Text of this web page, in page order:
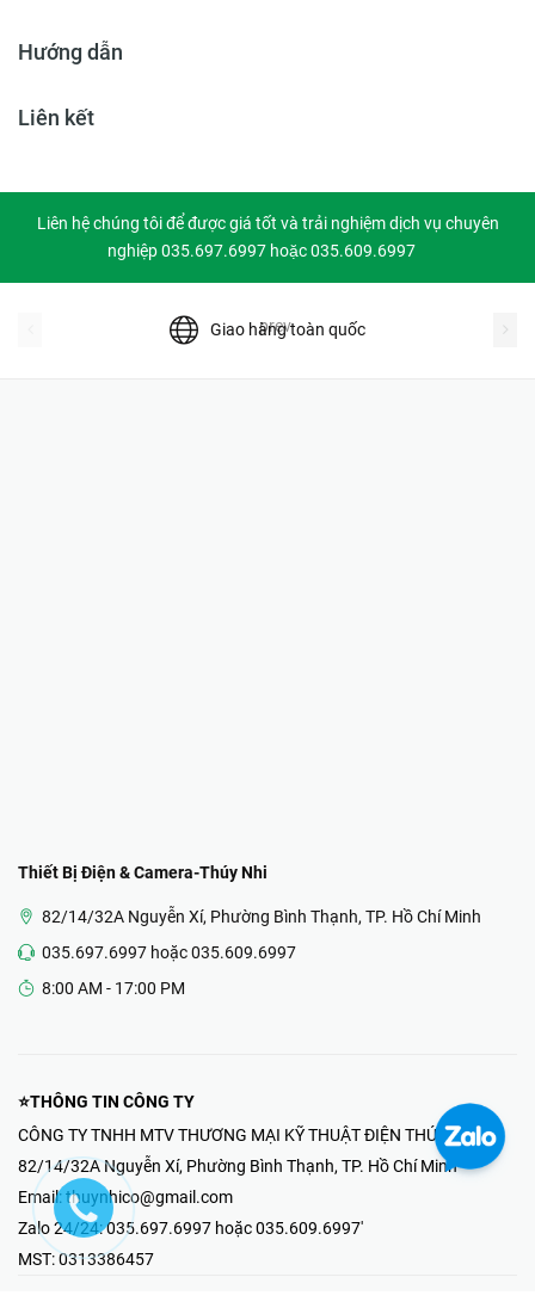
Hướng dẫn
Liên kết
Liên hệ chúng tôi để được giá tốt và trải nghiệm dịch vụ chuyên
nghiệp 035.697.6997 hoặc 035.609.6997
Giao hàng toàn quốc
prev
Thiết Bị Điện & Camera-Thúy Nhi
82/14/32A Nguyễn Xí, Phường Bình Thạnh, TP. Hồ Chí Minh
035.697.6997 hoặc 035.609.6997
8:00 AM - 17:00 PM
⭐THÔNG TIN CÔNG TY
CÔNG TY TNHH MTV THƯƠNG MẠI KỸ THUẬT ĐIỆN THÚY NHI
82/14/32A Nguyễn Xí, Phường Bình Thạnh, TP. Hồ Chí Minh
Email: thuynhico@gmail.com
Zalo 24/24:035.697.6997 hoặc 035.609.6997'
MST:0313386457